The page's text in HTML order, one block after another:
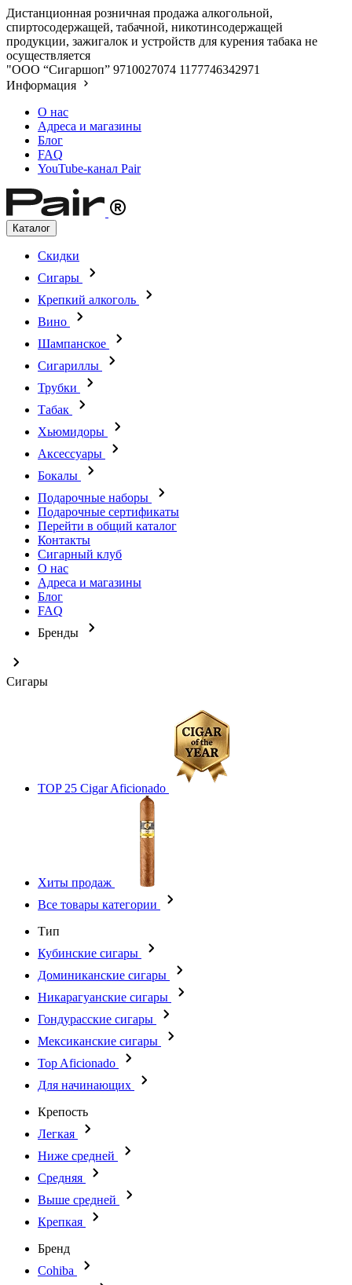
Дистанционная розничная продажа алкогольной,
спиртосодержащей, табачной, никотинсодержащей
продукции, зажигалок и устройств для курения табака не
осуществляется
"ООО “Сигаршоп” 9710027074 1177746342971
Информация
О нас
Адреса и магазины
Блог
FAQ
YouTube-канал Pair
Каталог
Скидки
Сигары
Крепкий алкоголь
Вино
Шампанское
Сигариллы
Трубки
Табак
Хьюмидоры
Аксессуары
Бокалы
Подарочные наборы
Подарочные сертификаты
Перейти в общий каталог
Контакты
Сигарный клуб
О нас
Адреса и магазины
Блог
FAQ
Бренды
Сигары
TOP 25 Cigar Aficionado
Хиты продаж
Все товары категории
Тип
Кубинские сигары
Доминиканские сигары
Никарагуанские сигары
Гондурасские сигары
Мексиканские сигары
Top Aficionado
Для начинающих
Крепость
Легкая
Ниже средней
Средняя
Выше средней
Крепкая
Бренд
Cohiba